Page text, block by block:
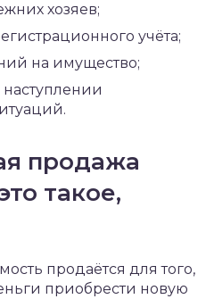
хозяев;
учёта;
на имущество;
продажа
такое,
продаётся для того,
приобрести новую